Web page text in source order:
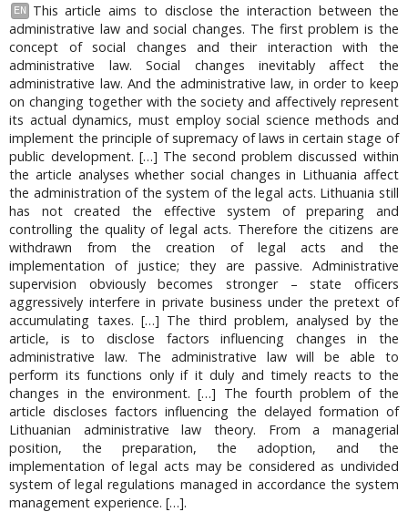
EN
This article aims to disclose the interaction between the
administrative law and social changes. The first problem is the
concept of social changes and their interaction with the
administrative law. Social changes inevitably affect the
administrative law. And the administrative law, in order to keep
on changing together with the society and affectively represent
its actual dynamics, must employ social science methods and
implement the principle of supremacy of laws in certain stage of
public development. […] The second problem discussed within
the article analyses whether social changes in Lithuania affect
the administration of the system of the legal acts. Lithuania still
has not created the effective system of preparing and
controlling the quality of legal acts. Therefore the citizens are
withdrawn from the creation of legal acts and the
implementation of justice; they are passive. Administrative
supervision obviously becomes stronger – state officers
aggressively interfere in private business under the pretext of
accumulating taxes. […] The third problem, analysed by the
article, is to disclose factors influencing changes in the
administrative law. The administrative law will be able to
perform its functions only if it duly and timely reacts to the
changes in the environment. […] The fourth problem of the
article discloses factors influencing the delayed formation of
Lithuanian administrative law theory. From a managerial
position, the preparation, the adoption, and the
implementation of legal acts may be considered as undivided
system of legal regulations managed in accordance the system
management experience. […].